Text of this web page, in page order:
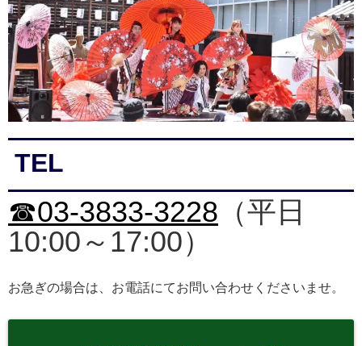
TEL
☎03-3833-3228 （平日
10:00～17:00）
お急ぎの場合は、お電話にてお問い合わせくださいませ。